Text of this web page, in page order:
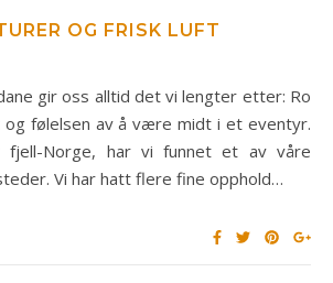
OG FRISK LUFT
og følelsen av å være midt i et eventyr.
Norge, har vi funnet et av våre
Vi har hatt flere fine opphold…